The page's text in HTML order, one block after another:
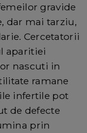
gravide
dar mai tarziu,
Cercetatorii
aparitiei
nascuti in
ramane
infertile pot
de defecte
prin